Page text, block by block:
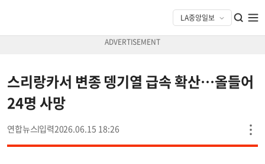
스리랑카서 변종 뎅기열 급속 확산…올들어
24명 사망
연합뉴스 2026.06.15 18:26